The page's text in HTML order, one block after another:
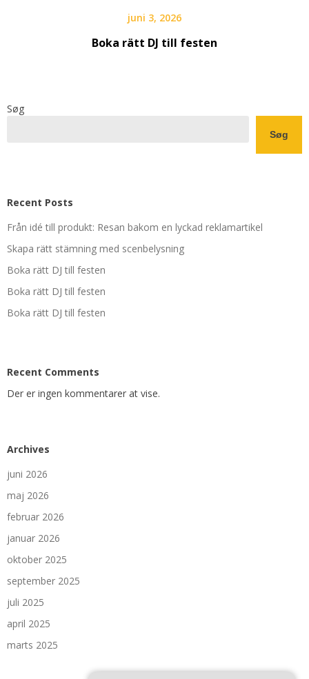
juni 3, 2026
Boka rätt DJ till festen
Søg
Søg
Recent Posts
Från idé till produkt: Resan bakom en lyckad reklamartikel
Skapa rätt stämning med scenbelysning
Boka rätt DJ till festen
Boka rätt DJ till festen
Boka rätt DJ till festen
Recent Comments
Der er ingen kommentarer at vise.
Archives
juni 2026
maj 2026
februar 2026
januar 2026
oktober 2025
september 2025
juli 2025
april 2025
marts 2025